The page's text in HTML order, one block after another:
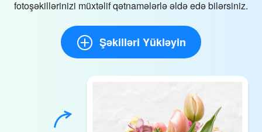
fotoşəkillərinizi müxtəlif qətnamələrlə əldə edə bilərsiniz.
Şəkilləri Yükləyin